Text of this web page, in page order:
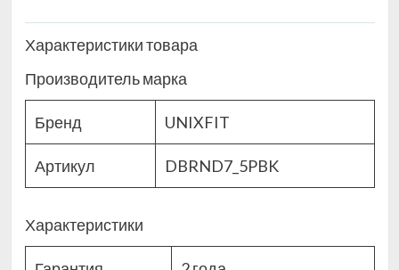
Характеристики товара
Производитель марка
Бренд UNIXFIT
Артикул DBRND7_5PBK
Характеристики